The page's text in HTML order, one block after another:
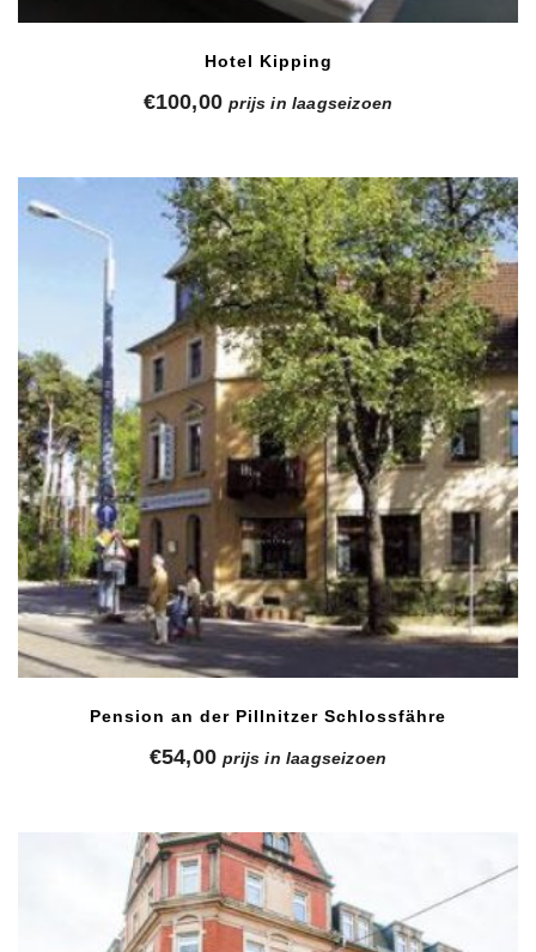
Hotel Kipping
€100,00 prijs in laagseizoen
Pension an der Pillnitzer Schlossfähre
€54,00 prijs in laagseizoen